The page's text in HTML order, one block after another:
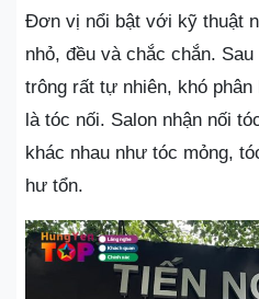
Đơn vị nổi bật với kỹ thuật
nhỏ, đều và chắc chắn.
trông rất tự nhiên, khó
là tóc nối. Salon nhận nối
khác nhau như tóc mỏng,
hư tổn.